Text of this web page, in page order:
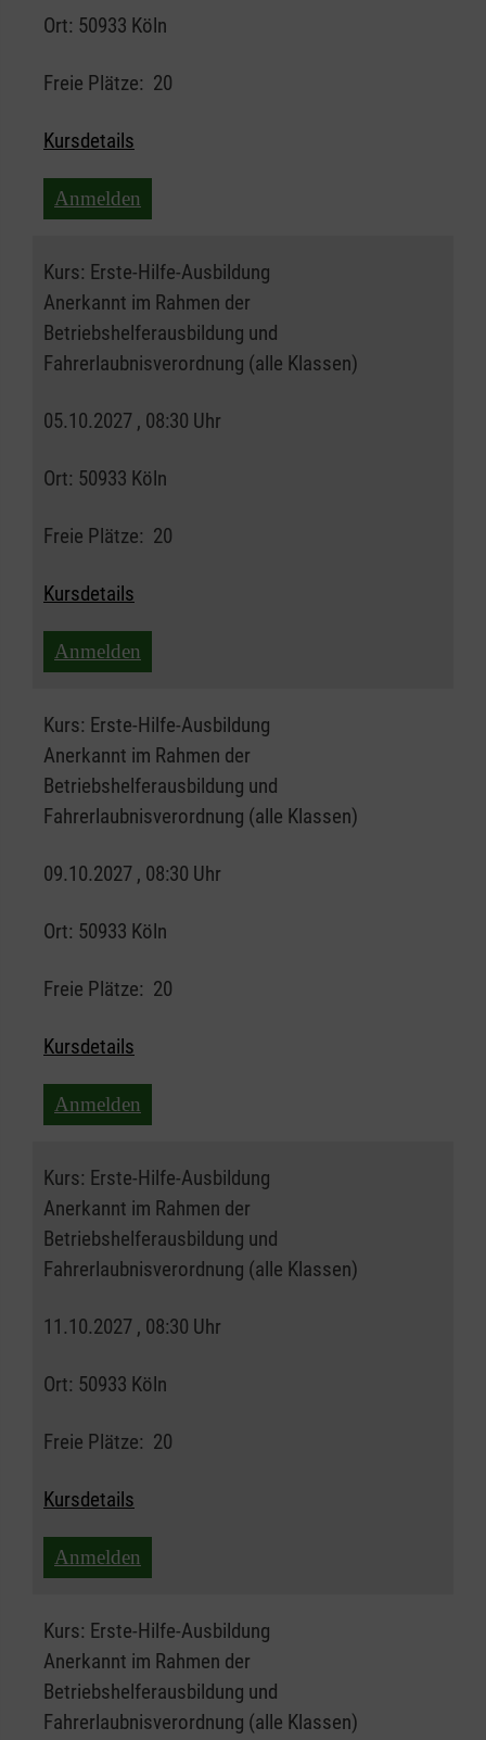
Ort: 50933 Köln
Freie Plätze: 20
Kursdetails
Anmelden
Kurs: Erste-Hilfe-Ausbildung
Anerkannt im Rahmen der
Betriebshelferausbildung und
Fahrerlaubnisverordnung (alle Klassen)
05.10.2027 , 08:30 Uhr
Ort: 50933 Köln
Freie Plätze: 20
Kursdetails
Anmelden
Kurs: Erste-Hilfe-Ausbildung
Anerkannt im Rahmen der
Betriebshelferausbildung und
Fahrerlaubnisverordnung (alle Klassen)
09.10.2027 , 08:30 Uhr
Ort: 50933 Köln
Freie Plätze: 20
Kursdetails
Anmelden
Kurs: Erste-Hilfe-Ausbildung
Anerkannt im Rahmen der
Betriebshelferausbildung und
Fahrerlaubnisverordnung (alle Klassen)
11.10.2027 , 08:30 Uhr
Ort: 50933 Köln
Freie Plätze: 20
Kursdetails
Anmelden
Kurs: Erste-Hilfe-Ausbildung
Anerkannt im Rahmen der
Betriebshelferausbildung und
Fahrerlaubnisverordnung (alle Klassen)